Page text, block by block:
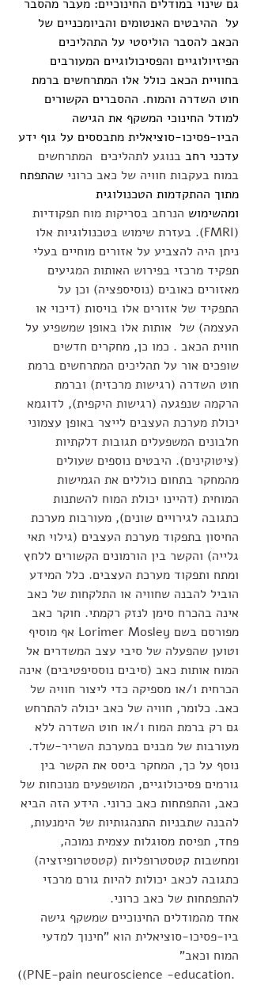
גם שינוי במודלים החינוכיים: מעבר מהסבר
על  ההיבטים האנטומים והביומכניים של
הכאב להסבר הוליסטי על התהליכים
הפיזיולוגיים והפסיכולוגיים המעורבים
בחוויית הכאב כולל אלו המתרחשים ברמת
חוט השדרה והמוח. ההסברים הקשורים
למודל החינוכי המשקף את הגישה
הביו-פסיכו-סוציאלית מתבססים על גוף ידע
עדכני רחב בנוגע לתהליכים  המתרחשים
במוח בעקבות חוויה של כאב כרוני שהתפתח
מתוך ההתקדמות הטכנולוגית
ומהשימוש הנרחב בסריקות מוח תפקודיות
(FMRI). בעזרת שימוש בטכנולוגיות אלו
ניתן היה להצביע על אזורים מוחיים בעלי
תפקיד מרכזי בפירוש האותות המגיעים
מאזורים כאובים (נוסיספציה) וכן על
התפקיד של אזורים אלו בויסות (דיכוי או
העצמה) של  אותות אלו באופן שמשפיע על
חווית הכאב . כמו כן, מחקרים חדשים
שופכים אור על תהליכים המתרחשים ברמת
חוט השדרה (רגישות מרכזית) וברמת
הרקמה שנפגעה (רגישות היקפית), לדוגמא
יכולת מערכת העצבים לייצר באופן עצמוני
חלבונים המשפעלים תגובות דלקתיות
(ציטוקינים). היבטים נוספים שעולים
מהמחקר בתחום כוללים את הגמישות
המוחית (דהיינו יכולת המוח להשתנות
כתגובה לגירויים שונים), מעורבות מערכת
החיסון בתפקוד מערכת העצבים (גילוי תאי
גלייה) והקשר בין הורמונים הקשורים ללחץ
ומתח ותפקוד מערכת העצבים. כלל המידע
הוביל להבנה שחוויה או התלקחות של כאב
אינה בהכרח סימן לנזק רקמתי. חוקר כאב
מפורסם בשם Lorimer Mosley אף מוסיף
וטוען שהפעלה של סיבי עצב המשדרים אל
המוח אותות כאב (סיבים נוססיפטיבים) אינה
הכרחית ו/או מספיקה כדי ליצור חוויה של
כאב. כלומר, חוויה של כאב יכולה להתרחש
גם רק ברמת המוח ו/או חוט השדרה ללא
מעורבות של מבנים במערכת השריר-שלד.
נוסף על כך, המחקר ביסס את הקשר בין
גורמים פסיכולוגיים, המושפעים מנוכחות של
כאב, והתפתחות כאב כרוני. הידע הזה הביא
להבנה שתבניות התנהגותיות של הימנעות,
פחד, תפיסת מסוגלות עצמית נמוכה,
ומחשבות קטסטרופליות (קטסטרופיזציה)
כתגובה לכאב יכולות להיות גורם מרכזי
להתפתחות של כאב כרוני.
אחד מהמודלים החינוכיים שמשקף גישה
ביו-פסיכו-סוציאלית הוא "חינוך למדעי
המוח וכאב"
((PNE-pain neuroscience -education.